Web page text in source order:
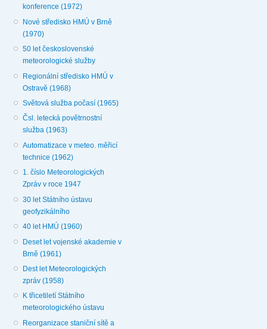
konference (1972)
Nové středisko HMÚ v Brně
(1970)
50 let československé
meteorologické služby
Regionální středisko HMÚ v
Ostravě (1968)
Světová služba počasí (1965)
Čsl. letecká povětrnostní
služba (1963)
Automatizace v meteo. měřicí
technice (1962)
1. číslo Meteorologických
Zpráv v roce 1947
30 let Státního ústavu
geofyzikálního
40 let HMÚ (1960)
Deset let vojenské akademie v
Brně (1961)
Dest let Meteorologických
zpráv (1958)
K třicetiletí Státního
meteorologického ústavu
Reorganizace staniční sítě a